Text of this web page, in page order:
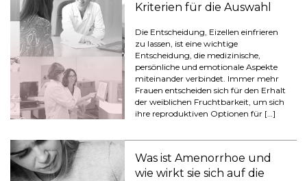
Kriterien für die Auswahl
Die Entscheidung, Eizellen einfrieren
zu lassen, ist eine wichtige
Entscheidung, die medizinische,
persönliche und emotionale Aspekte
miteinander verbindet. Immer mehr
Frauen entscheiden sich für den Erhalt
der weiblichen Fruchtbarkeit, um sich
ihre reproduktiven Optionen für […]
Was ist Amenorrhoe und
wie wirkt sie sich auf die